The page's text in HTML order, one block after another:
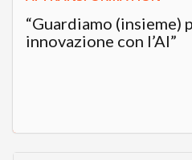
“Guardiamo (insieme)
innovazione con l’AI”